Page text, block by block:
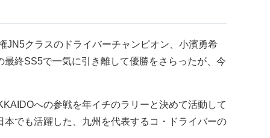
クラスのドライバーチャンピオン、小濱勇希
終SS5で一気に引き離して優勝をさらったが、今
への参戦を年イチのラリーと決めて活動して
でも活躍した、九州を代表するコ・ドライバーの